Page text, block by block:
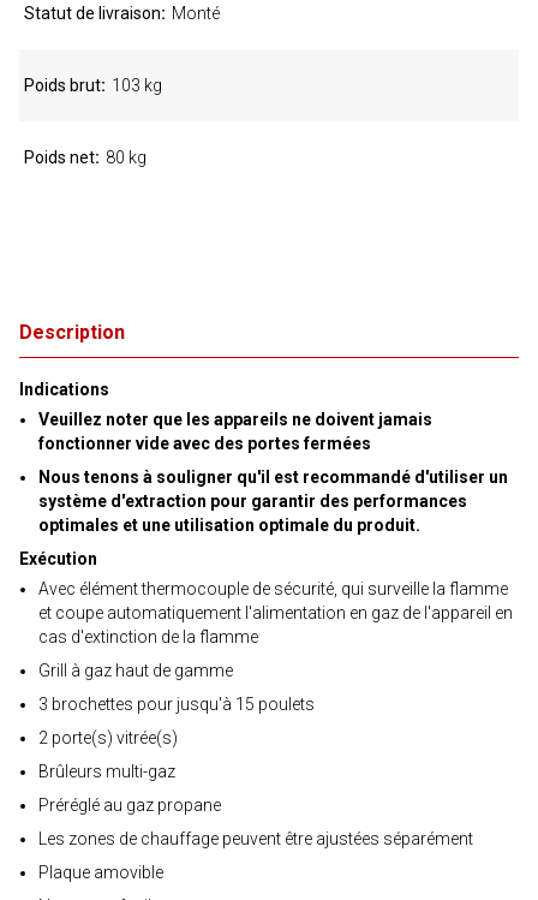
Description
Indications
Veuillez noter que les appareils ne doivent jamais
fonctionner vide avec des portes fermées
Nous tenons à souligner qu'il est recommandé d'utiliser un
système d'extraction pour garantir des performances
optimales et une utilisation optimale du produit.
Exécution
Avec élément thermocouple de sécurité, qui surveille la flamme
et coupe automatiquement l'alimentation en gaz de l'appareil en
cas d'extinction de la flamme
Grill à gaz haut de gamme
3 brochettes pour jusqu'à 15 poulets
2 porte(s) vitrée(s)
Brûleurs multi-gaz
Préréglé au gaz propane
Les zones de chauffage peuvent être ajustées séparément
Plaque amovible
Statut de livraison Monté
Poids brut 103 kg
Poids net 80 kg